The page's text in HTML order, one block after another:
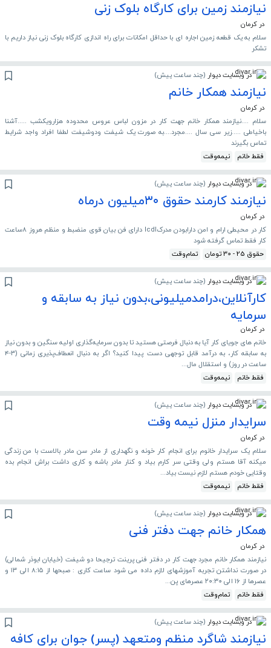
نیازمند زمین برای کارگاه بلوک زنی
در کرمان
سلام به یک قطعه زمین اجاره ای با حداقل امکانات برای راه اندازی کارگاه بلوک زنی نیاز داریم با
تشکر
در وبسایت دیوار (چند ساعت پیش)
نیازمند همکار خانم
در کرمان
سلام ....نیازمند همکار خانم جهت کار در مزون لباس عروس محدوده هزارویکشب .....آشنا
باخیاطی .....زیر سی سال ....مجرد....به صورت یک شیفت ودوشیفت لطفا افراد واجد شرایط
تماس بگیرند
فقط خانم
نیمه‌وقت
در وبسایت دیوار (چند ساعت پیش)
نیازمند کارمند حقوق ۳۰میلیون درماه
در کرمان
کار در محیطی ارام و امن دارابودن مدرکIcdl دارای فن بیان قوی منضبط و منظم هروز ۸ساعت
کار فقط تماس گرفته شود
حقوق 25 - 30 تومان
تمام‌وقت
در وبسایت دیوار (چند ساعت پیش)
کارآنلاین،درامدمیلیونی،بدون نیاز به سابقه و
سرمایه
در کرمان
خانم های جویای کار آیا به دنبال فرصتی هستید تا بدون سرمایه‌گذاری اولیه سنگین و بدون نیاز
به سابقه کار، به درآمد قابل توجهی دست پیدا کنید؟ اگر به دنبال انعطاف‌پذیری زمانی (۳-۴
ساعت در روز) و استقلال مال...
فقط خانم
نیمه‌وقت
در وبسایت دیوار (چند ساعت پیش)
سرایدار منزل نیمه وقت
در کرمان
سلام یک سرایدار خانوم برای انجام کار خونه و نگهداری از مادر سن مادر بالاست با من زندگی
میکنه آقا هستم ولی وقتی سر کارم بیاد و کنار مادر باشه و کاری داشت براش انجام بده
وقتایی خودم هستم لازم نیست بیاد...
فقط خانم
نیمه‌وقت
در وبسایت دیوار (چند ساعت پیش)
همکار خانم جهت دفتر فنی
در کرمان
نیازمند همکار خانم مجرد جهت کار در دفتر فنی پرینت ترجیحا دو شیفت (خیابان ابوذر شمالی)
در صورت نداشتن تجربه آموزشهای لازم داده می شود ساعت کاری : صبحها از ۸:۱۵ الی ۱۳ و
عصرها از ۱۶ الی ۲۰:۳۰ عصرهای پن...
فقط خانم
تمام‌وقت
در وبسایت دیوار (چند ساعت پیش)
نیازمند شاگرد منظم ومتعهد (پسر) جوان برای کافه